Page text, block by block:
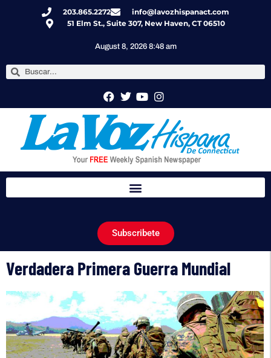
203.865.2272
info@lavozhispanact.com
51 Elm St., Suite 307, New Haven, CT 06510
August 8, 2026 8:48 am
Subscribete
Verdadera Primera Guerra Mundial